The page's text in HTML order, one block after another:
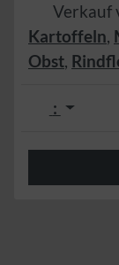
Verkauf
Kartoffeln,
Obst,
: